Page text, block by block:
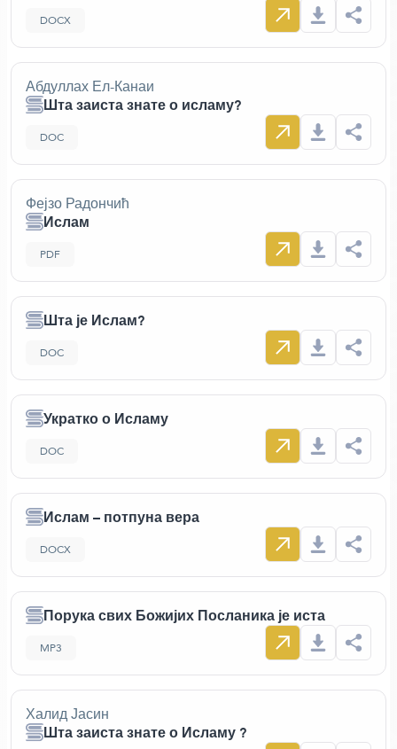
DOCX
Абдуллах Ел-Канаи
Шта заиста знате о исламу?
DOC
Фејзо Радончић
Ислам
PDF
Шта је Ислам?
DOC
Укратко о Исламу
DOC
Ислам – потпуна вера
DOCX
Порука свих Божијих Посланика је иста
MP3
Халид Јасин
Шта заиста знате о Исламу ?